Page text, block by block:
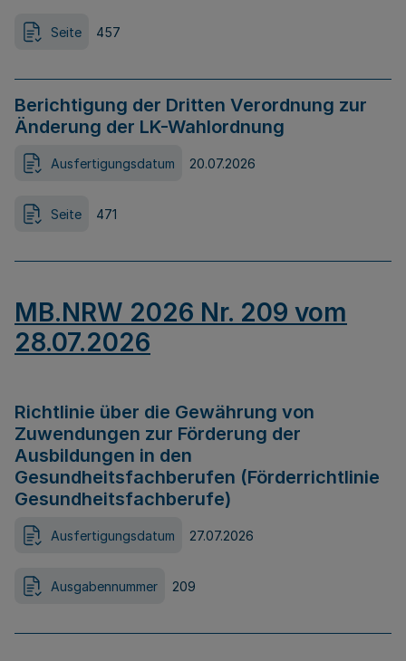
Seite 457
Berichtigung der Dritten Verordnung zur
Änderung der LK-Wahlordnung
Ausfertigungsdatum 20.07.2026
Seite 471
MB.NRW 2026 Nr. 209 vom
28.07.2026
Richtlinie über die Gewährung von
Zuwendungen zur Förderung der
Ausbildungen in den
Gesundheitsfachberufen (Förderrichtlinie
Gesundheitsfachberufe)
Ausfertigungsdatum 27.07.2026
Ausgabennummer 209